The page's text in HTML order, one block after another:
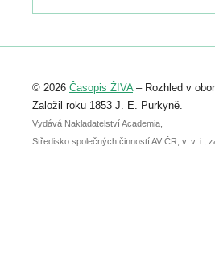
Registrovat se můžete do 6. září.
abstraktu přihlášené přednášky nebo
posteru je už 30. června.
© 2026 Časopis ŽIVA– Rozhled v
Založil roku 1853 J. E. Purkyně.
Vydává Nakladatelství Academia,
Středisko společných činností AV ČR, v. v. i.,